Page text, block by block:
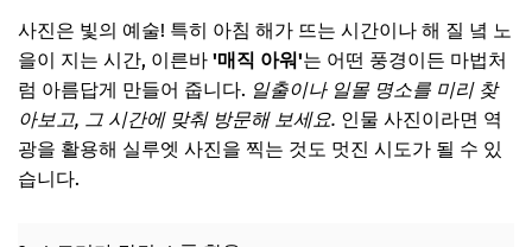
사진은 빛의 예술! 특히 아침 해가 뜨는 시간이나 해 질 녘 노
을이 지는 시간, 이른바 '매직 아워'는 어떤 풍경이든 마법처
럼 아름답게 만들어 줍니다. 일출이나 일몰 명소를 미리 찾
아보고, 그 시간에 맞춰 방문해 보세요. 인물 사진이라면 역
광을 활용해 실루엣 사진을 찍는 것도 멋진 시도가 될 수 있
습니다.